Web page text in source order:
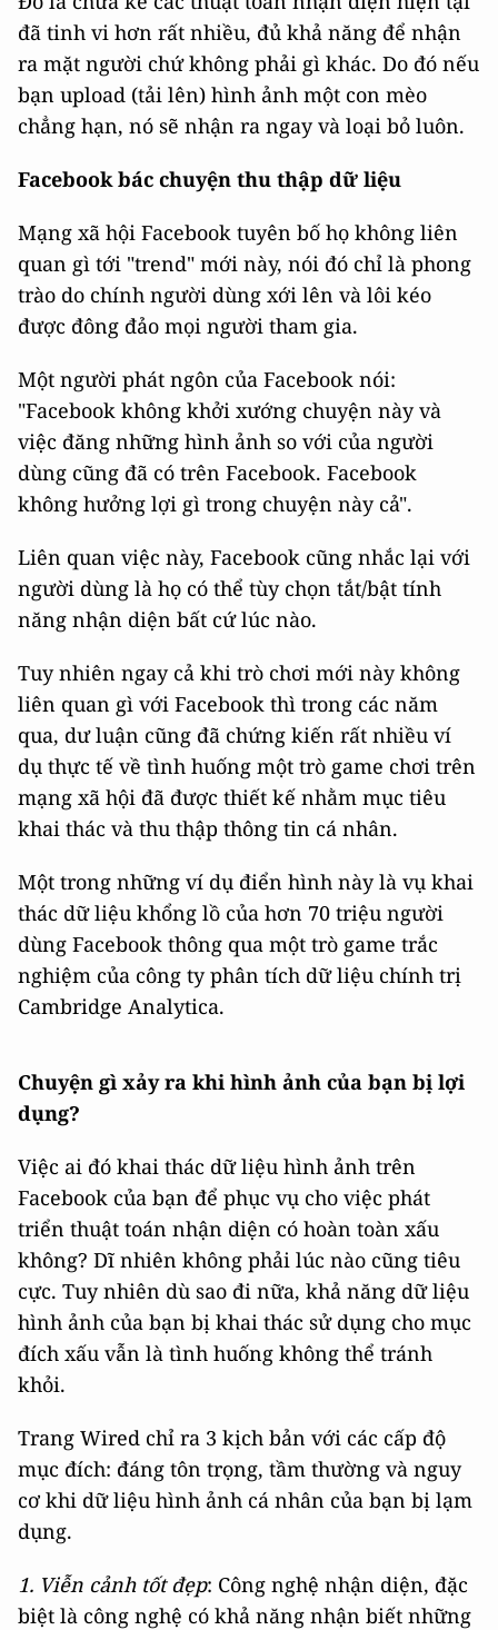
đã tinh vi hơn rất nhiều, đủ khả năng để nhận
ra mặt người chứ không phải gì khác. Do đó nếu
bạn upload (tải lên) hình ảnh một con mèo
chẳng hạn, nó sẽ nhận ra ngay và loại bỏ luôn.
Facebook bác chuyện thu thập dữ liệu
Mạng xã hội Facebook tuyên bố họ không liên
quan gì tới "trend" mới này, nói đó chỉ là phong
trào do chính người dùng xới lên và lôi kéo
được đông đảo mọi người tham gia.
Một người phát ngôn của Facebook nói:
"Facebook không khởi xướng chuyện này và
việc đăng những hình ảnh so với của người
dùng cũng đã có trên Facebook. Facebook
không hưởng lợi gì trong chuyện này cả".
Liên quan việc này, Facebook cũng nhắc lại với
người dùng là họ có thể tùy chọn tắt/bật tính
năng nhận diện bất cứ lúc nào.
Tuy nhiên ngay cả khi trò chơi mới này không
liên quan gì với Facebook thì trong các năm
qua, dư luận cũng đã chứng kiến rất nhiều ví
dụ thực tế về tình huống một trò game chơi trên
mạng xã hội đã được thiết kế nhằm mục tiêu
khai thác và thu thập thông tin cá nhân.
Một trong những ví dụ điển hình này là vụ khai
thác dữ liệu khổng lồ của hơn 70 triệu người
dùng Facebook thông qua một trò game trắc
nghiệm của công ty phân tích dữ liệu chính trị
Cambridge Analytica.
Chuyện gì xảy ra khi hình ảnh của bạn bị lợi
dụng?
Việc ai đó khai thác dữ liệu hình ảnh trên
Facebook của bạn để phục vụ cho việc phát
triển thuật toán nhận diện có hoàn toàn xấu
không? Dĩ nhiên không phải lúc nào cũng tiêu
cực. Tuy nhiên dù sao đi nữa, khả năng dữ liệu
hình ảnh của bạn bị khai thác sử dụng cho mục
đích xấu vẫn là tình huống không thể tránh
khỏi.
Trang Wired chỉ ra 3 kịch bản với các cấp độ
mục đích: đáng tôn trọng, tầm thường và nguy
cơ khi dữ liệu hình ảnh cá nhân của bạn bị lạm
dụng.
1. Viễn cảnh tốt đẹp: Công nghệ nhận diện, đặc
biệt là công nghệ có khả năng nhận biết những